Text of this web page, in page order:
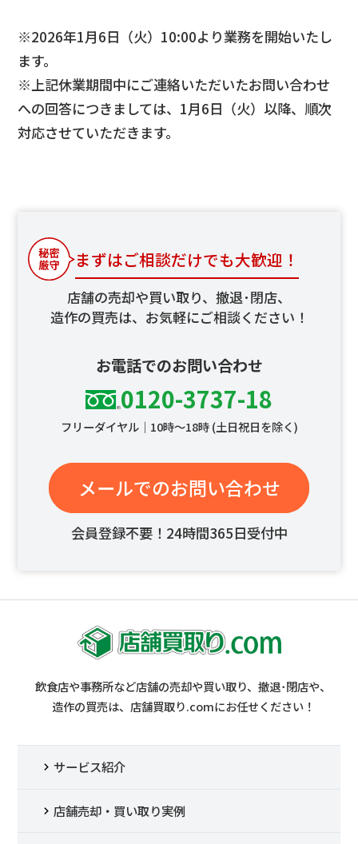
※2026年1月6日（火）10:00より業務を開始いたし
ます。
※上記休業期間中にご連絡いただいたお問い合わせ
への回答につきましては、1月6日（火）以降、順次
対応させていただきます。
まずはご相談だけでも大歓迎！
店舗の売却や買い取り、撤退･閉店、
造作の買売は、お気軽にご相談ください！
お電話でのお問い合わせ
0120-3737-18
フリーダイヤル｜10時～18時 (土日祝日を除く)
メールでのお問い合わせ
会員登録不要！24時間365日受付中
飲食店や事務所など店舗の売却や買い取り、撤退･閉店や、
造作の買売は、店舗買取り.comにお任せください！
サービス紹介
店舗売却・買い取り実例